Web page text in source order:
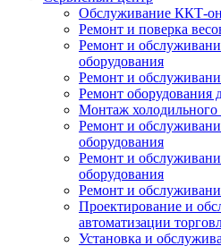
Обслуживание ККТ-
Ремонт и поверка
Ремонт и
оборудования
Ремонт и
Ремонт оборудования
Монтаж холодильного
Ремонт и
оборудования
Ремонт и
оборудования
Ремонт и
Проектирование и
автоматизации
Установка и